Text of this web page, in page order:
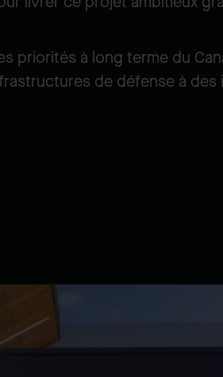
priorités à long terme du
de défense à